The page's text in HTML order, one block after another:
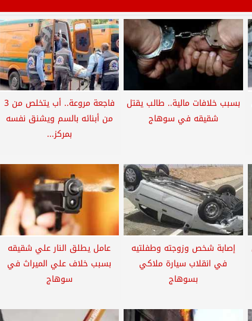
بسبب خلافات مالية.. طالب يقتل
شقيقه في سوهاج
فاجعة مروعة.. أب يتخلص من 3
من أبنائه بالسم ويشنق نفسه
بمركز...
إصابة شخص وزوجته وطفلتيه
في انقلاب سيارة ملاكي
بسوهاج
عامل يطلق النار علي شقيقه
بسبب خلاف علي الميراث في
سوهاج